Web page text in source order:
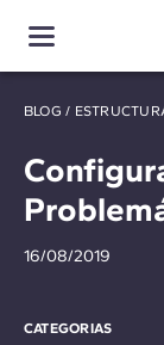
BLOG /
16/08/2019
CATEGORIAS